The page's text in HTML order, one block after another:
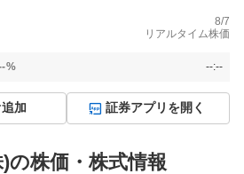
8/7
リアルタイム株価
% --:--
加 証券アプリを開く
の株価・株式情報